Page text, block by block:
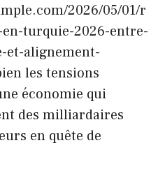
2026/05/01/r
turquie-2026-entre-
et-alignement-
les tensions
économie qui
des milliardaires
en quête de